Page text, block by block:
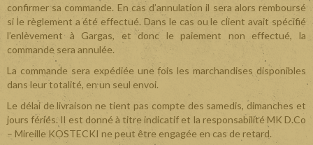
confirmer sa commande. En cas d’annulation il sera alors remboursé
si le règlement a été effectué. Dans le cas ou le client avait spécifié
l’enlèvement à Gargas, et donc le paiement non effectué, la
commande sera annulée.
La commande sera expédiée une fois les marchandises disponibles
dans leur totalité, en un seul envoi.
Le délai de livraison ne tient pas compte des samedis, dimanches et
jours fériés. Il est donné à titre indicatif et la responsabilité MK D.Co
– Mireille KOSTECKI ne peut être engagée en cas de retard.